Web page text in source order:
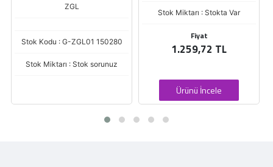
ZGL
Stok Kodu : G-ZGL01 150280
Stok Miktarı : Stok sorunuz
Stok Miktarı : Stokta Var
Fiyat
1.259,72 TL
Ürünü İncele